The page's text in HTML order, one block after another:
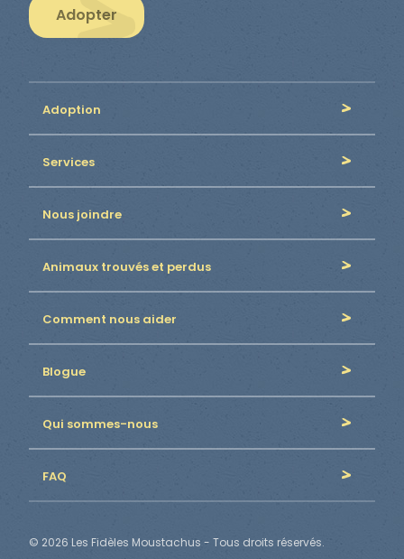
Adopter
Adoption
Services
Nous joindre
Animaux trouvés et perdus
Comment nous aider
Blogue
Qui sommes-nous
FAQ
© 2026 Les Fidèles Moustachus - Tous droits réservés.